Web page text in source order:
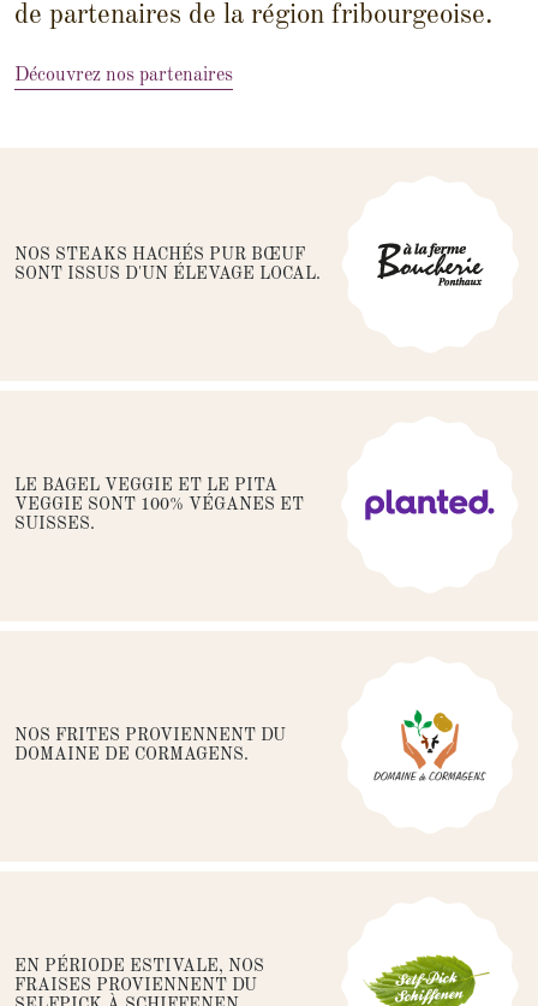
de partenaires de la région fribourgeoise.
Découvrez nos partenaires
NOS STEAKS HACHÉS PUR BŒUF
SONT ISSUS D'UN ÉLEVAGE LOCAL.
LE BAGEL VEGGIE ET LE PITA
VEGGIE SONT 100% VÉGANES ET
SUISSES.
NOS FRITES PROVIENNENT DU
DOMAINE DE CORMAGENS.
EN PÉRIODE ESTIVALE, NOS
FRAISES PROVIENNENT DU